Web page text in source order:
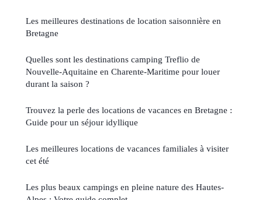
Les meilleures destinations de location saisonnière en
Bretagne
Quelles sont les destinations camping Treflio de
Nouvelle-Aquitaine en Charente-Maritime pour louer
durant la saison ?
Trouvez la perle des locations de vacances en Bretagne :
Guide pour un séjour idyllique
Les meilleures locations de vacances familiales à visiter
cet été
Les plus beaux campings en pleine nature des Hautes-